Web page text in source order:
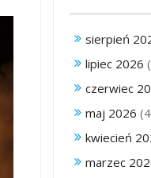
sierpień
lipiec 2026
czerwiec
maj 2026
kwiecień
marzec